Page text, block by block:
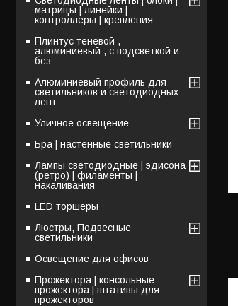
матрицы | линейки |
контроллеры | крепления
Плинтус теневой ,
алюминиевый , с подсветкой и
без
Алюминиевый профиль для
светильников и светодиодных
лент
Уличное освещение
Бра | настенные светильники
Лампы светодиодные | эдисона
(ретро) | филаменты |
накаливания
LED торшеры
Люстры, Подвесные
светильники
Освещение для офисов
Прожектора | консольные
прожектора | штативы для
прожекторов